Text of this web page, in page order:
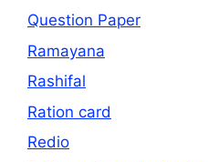
Question Paper
Ramayana
Rashifal
Ration card
Redio